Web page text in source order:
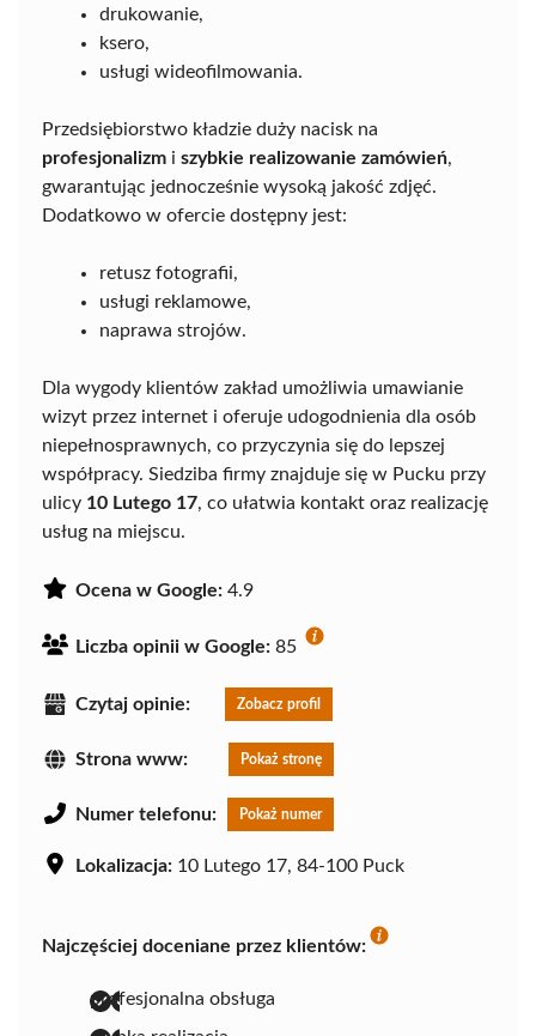
drukowanie,
ksero,
usługi wideofilmowania.
Przedsiębiorstwo kładzie duży nacisk na
profesjonalizm i szybkie realizowanie zamówień,
gwarantując jednocześnie wysoką jakość zdjęć.
Dodatkowo w ofercie dostępny jest:
retusz fotografii,
usługi reklamowe,
naprawa strojów.
Dla wygody klientów zakład umożliwia umawianie
wizyt przez internet i oferuje udogodnienia dla osób
niepełnosprawnych, co przyczynia się do lepszej
współpracy. Siedziba firmy znajduje się w Pucku przy
ulicy 10 Lutego 17, co ułatwia kontakt oraz realizację
usług na miejscu.
Ocena w Google: 4.9
Liczba opinii w Google: 85
Czytaj opinie: Zobacz profil
Strona www: Pokaż stronę
Numer telefonu: Pokaż numer
Lokalizacja: 10 Lutego 17, 84-100 Puck
Najczęściej doceniane przez klientów:
profesjonalna obsługa